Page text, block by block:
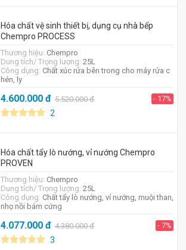
Hóa chất vệ sinh thiết bị, dụng cụ nhà bếp
Chempro PROCESS
Thương hiệu: Chempro
Dung tích/ Trọng lượng: 25L
Công dụng: Chất xúc rửa bên trong cho máy rửa c
hén, ly
4.600.000đ 5.520.000đ - 17%
2
Hóa chất tẩy lò nướng, vỉ nướng Chempro
PROVEN
Thương hiệu: Chempro
Dung tích/ Trọng lượng: 25L
Công dụng: Chất tẩy lò nướng, vỉ nướng, muội than,
nhọ nồi bám cứng
4.077.000đ 4.380.000đ - 7%
3